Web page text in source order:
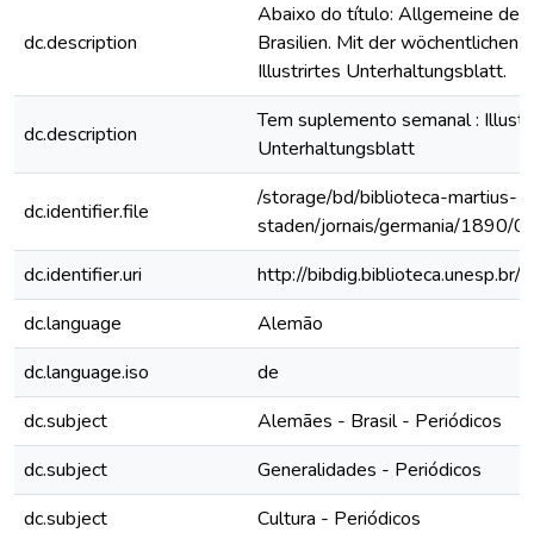
dc.description
Abaixo do título: Allgemeine
Brasilien. Mit der wöchentlichen
Illustrirtes Unterhaltungsblatt.
dc.description
Tem suplemento semanal :
Unterhaltungsblatt
dc.identifier.file
/storage/bd/biblioteca-martius-
staden/jornais/germania/1890/
dc.identifier.uri
http://
dc.language
Alemão
dc.language.iso
de
dc.subject
Alemães - Brasil - Periódicos
dc.subject
Generalidades - Periódicos
dc.subject
Cultura - Periódicos